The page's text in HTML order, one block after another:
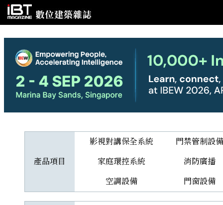
產品項目
影視對講保全系統
門禁管制設備
家庭環控系統
消防廣播
空調設備
門窗設備